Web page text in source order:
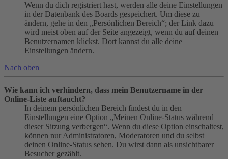
Wenn du dich registriert hast, werden alle deine Einstellungen
in der Datenbank des Boards gespeichert. Um diese zu
ändern, gehe in den „Persönlichen Bereich“; der Link dazu
wird meist oben auf der Seite angezeigt, wenn du auf deinen
Benutzernamen klickst. Dort kannst du alle deine
Einstellungen ändern.
Nach oben
Wie kann ich verhindern, dass mein Benutzername in der
Online-Liste auftaucht?
In deinem persönlichen Bereich findest du in den
Einstellungen eine Option „Meinen Online-Status während
dieser Sitzung verbergen“. Wenn du diese Option einschaltest,
können nur Administratoren, Moderatoren und du selbst
deinen Online-Status sehen. Du wirst dann als unsichtbarer
Besucher gezählt.